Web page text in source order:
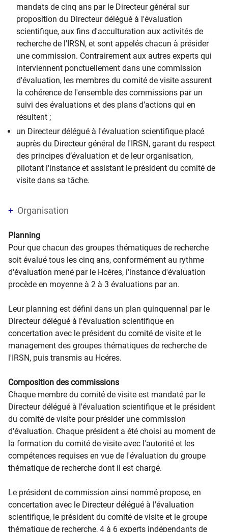
mandats de cinq ans par le Directeur général sur
proposition du Directeur délégué à l'évaluation
scientifique, aux fins d'acculturation aux activités de
recherche de l​'IRSN, et sont appelés chacun à présider
une commission. Contrairement aux autres experts qui
interviennent ponctuellement dans une commission
d'évaluation, les membres du comité de visite assurent
la cohérence de l'ensemble des commissions par un
suivi des évaluations et des plans d’actions qui en
résultent ;
un Directeur délégué à l'évaluation scientifique placé
auprès du Directeur général de l'IRSN, garant du respect
des principes d’évaluation et de leur organisation,
pilotant l'instance et assistant le président du comité de
visite dans sa tâche.
Organisation
Planning
Pour que chacun des groupes thématiques de recherche
soit évalué tous les cinq ans, conformément au rythme
d'évaluation mené par le Hcéres, l'instance d'évaluation
procède en moyenne à 2 à 3 évaluations par an.
Leur planning est défini dans un plan quinquennal par le
Directeur délégué à l'évaluation scientifique en
concertation avec le président du comité de visite et le
management des groupes thématiques de recherche de
l'IRSN, puis transmis au Hcéres.
Composition des commissions
Chaque membre du comité de visite est mandaté par le
Directeur délégué à l'évaluation scientifique et le président
du comité de visite pour présider une commission
d'évaluation. Chaque président a été choisi au moment de
la formation du comité de visite avec l'autorité et les
compétences requises en vue de l'évaluation du groupe
thématique de recherche dont il est chargé.
Le président de commission ainsi nommé propose, en
concertation avec le Directeur délégué à l'évaluation
scientifique, le président du comité de visite et le groupe
thématique de recherche, 4 à 6 experts indépendants de